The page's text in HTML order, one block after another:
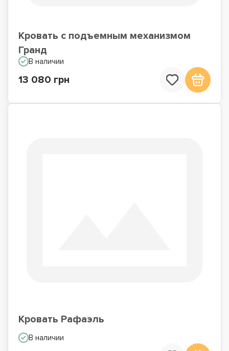
Кровать с подъемным механизмом
Гранд
В наличии
13 080 грн
Кровать Рафаэль
В наличии